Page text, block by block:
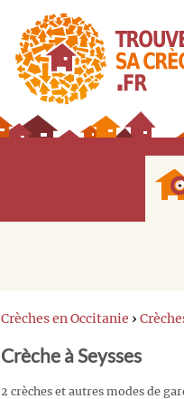
Crèches en Occitanie ›
Crèche à Seysses
2 crèches et autres modes de